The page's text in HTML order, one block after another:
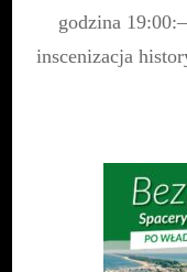
godzina
inscenizacja